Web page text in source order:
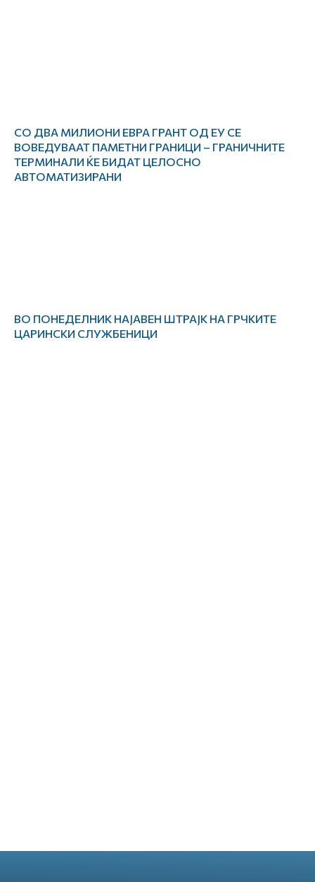
СО ДВА МИЛИОНИ ЕВРА ГРАНТ ОД ЕУ СЕ
ВОВЕДУВААТ ПАМЕТНИ ГРАНИЦИ – ГРАНИЧНИТЕ
ТЕРМИНАЛИ ЌЕ БИДАТ ЦЕЛОСНО
АВТОМАТИЗИРАНИ
ВО ПОНЕДЕЛНИК НАЈАВЕН ШТРАЈК НА ГРЧКИТЕ
ЦАРИНСКИ СЛУЖБЕНИЦИ